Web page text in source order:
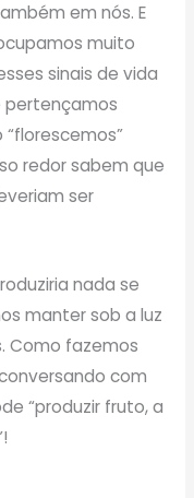
em nós. E
muito
sinais de vida
pertençamos
redor sabem que
ser
nada se
manter sob a luz
Como fazemos
com
“produzir fruto, a